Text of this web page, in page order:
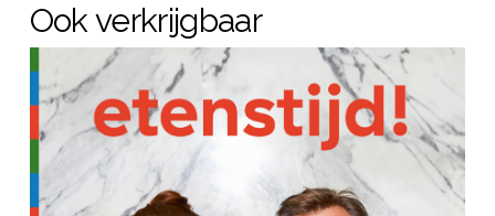
Ook verkrijgbaar